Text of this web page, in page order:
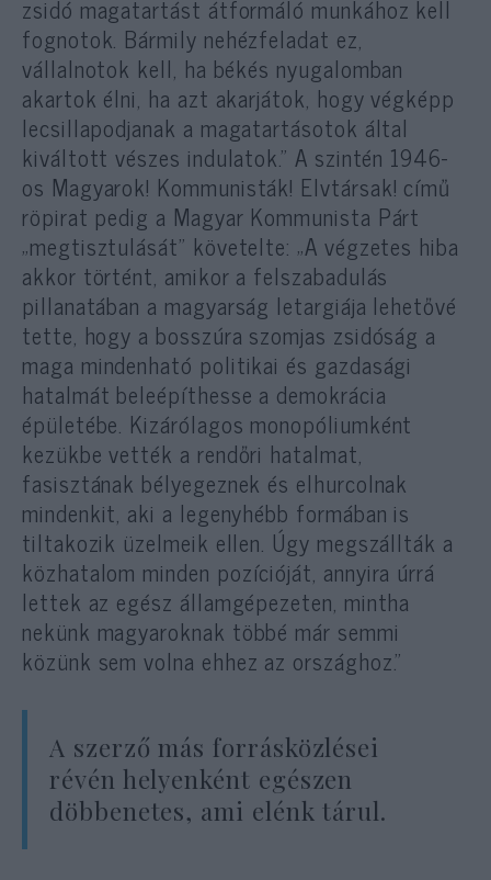
zsidó magatartást átformáló munkához kell
fognotok. Bármily nehézfeladat ez,
vállalnotok kell, ha békés nyugalomban
akartok élni, ha azt akarjátok, hogy végképp
lecsillapodjanak a magatartásotok által
kiváltott vészes indulatok.” A szintén 1946-
os Magyarok! Kommunisták! Elvtársak! című
röpirat pedig a Magyar Kommunista Párt
„megtisztulását” követelte: „A végzetes hiba
akkor történt, amikor a felszabadulás
pillanatában a magyarság letargiája lehetővé
tette, hogy a bosszúra szomjas zsidóság a
maga mindenható politikai és gazdasági
hatalmát beleépíthesse a demokrácia
épületébe. Kizárólagos monopóliumként
kezükbe vették a rendőri hatalmat,
fasisztának bélyegeznek és elhurcolnak
mindenkit, aki a legenyhébb formában is
tiltakozik üzelmeik ellen. Úgy megszállták a
közhatalom minden pozícióját, annyira úrrá
lettek az egész államgépezeten, mintha
nekünk magyaroknak többé már semmi
közünk sem volna ehhez az országhoz.”
A szerző más forrásközlései
révén helyenként egészen
döbbenetes, ami elénk tárul.